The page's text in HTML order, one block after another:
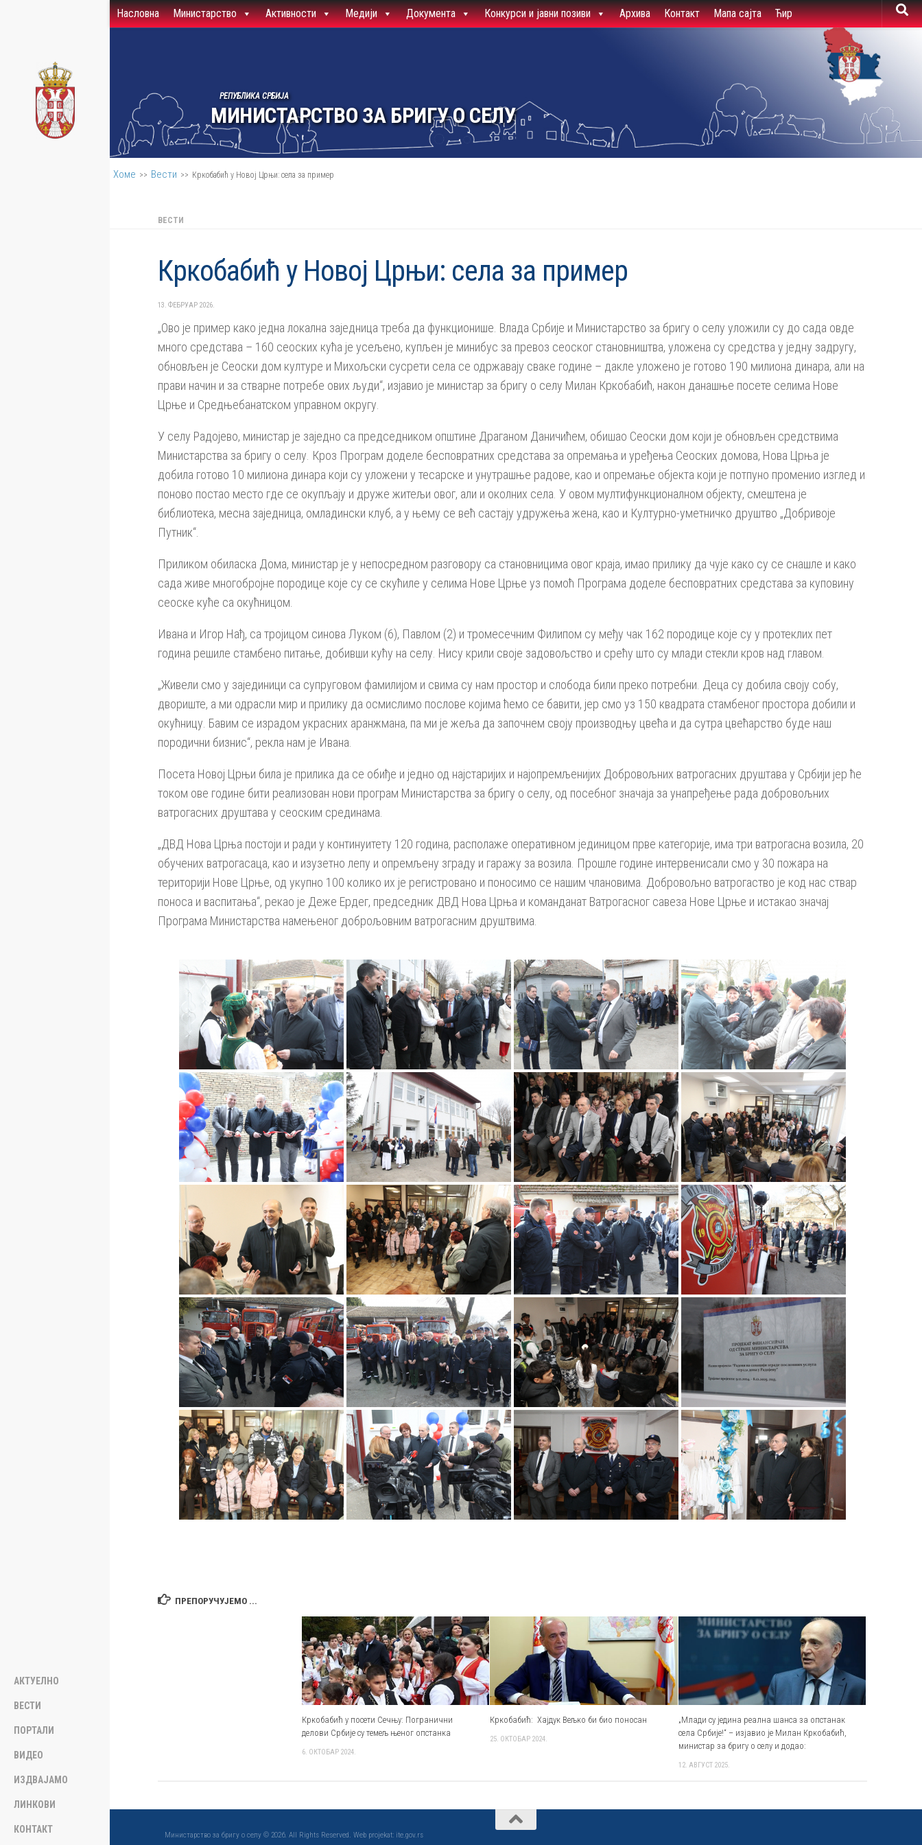
Насловна Министарство Активности Медији Документа Конкурси и јавни позиви Архива Контакт Мапа сајта Ћир
МИНИСТАРСТВО ЗА БРИГУ О СЕЛУ
РЕПУБЛИКА СРБИЈА
Хоме >> Вести >> Кркобабић у Новој Црњи: села за пример
ВЕСТИ
Кркобабић у Новој Црњи: села за пример
13. ФЕБРУАР 2026.
„Ово је пример како једна локална заједница треба да функционише. Влада Србије и Министарство за бригу о селу уложили су до сада овде
много средстава – 160 сеоских кућа је усељено, купљен је минибус за превоз сеоског становништва, уложена су средства у једну задругу,
обновљен је Сеоски дом културе и Михољски сусрети села се одржавају сваке године – дакле уложено је готово 190 милиона динара, али на
прави начин и за стварне потребе ових људи“, изјавио је министар за бригу о селу Милан Кркобабић, након данашње посете селима Нове
Црње и Средњебанатском управном округу.
У селу Радојево, министар је заједно са председником општине Драганом Даничићем, обишао Сеоски дом који је обновљен средствима
Министарства за бригу о селу. Кроз Програм доделе бесповратних средстава за опремања и уређења Сеоских домова, Нова Црња је
добила готово 10 милиона динара који су уложени у тесарске и унутрашње радове, као и опремање објекта који је потпуно променио изглед и
поново постао место где се окупљају и друже житељи овог, али и околних села. У овом мултифункционалном објекту, смештена је
библиотека, месна заједница, омладински клуб, а у њему се већ састају удружења жена, као и Културно-уметничко друштво „Добривоје
Путник“.
Приликом обиласка Дома, министар је у непосредном разговору са становницима овог краја, имао прилику да чује како су се снашле и како
сада живе многобројне породице које су се скућиле у селима Нове Црње уз помоћ Програма доделе бесповратних средстава за куповину
сеоске куће са окућницом.
Ивана и Игор Нађ, са тројицом синова Луком (6), Павлом (2) и тромесечним Филипом су међу чак 162 породице које су у протеклих пет
година решиле стамбено питање, добивши кућу на селу. Нису крили своје задовољство и срећу што су млади стекли кров над главом.
„Живели смо у зајединици са супруговом фамилијом и свима су нам простор и слобода били преко потребни. Деца су добила своју собу,
двориште, а ми одрасли мир и прилику да осмислимо послове којима ћемо се бавити, јер смо уз 150 квадрата стамбеног простора добили и
окућницу. Бавим се израдом украсних аранжмана, па ми је жеља да започнем своју производњу цвећа и да сутра цвећарство буде наш
породични бизнис“, рекла нам је Ивана.
Посета Новој Црњи била је прилика да се обиђе и једно од најстаријих и најопремљенијих Добровољних ватрогасних друштава у Србији јер ће
током ове године бити реализован нови програм Министарства за бригу о селу, од посебног значаја за унапређење рада добровољних
ватрогасних друштава у сеоским срединама.
„ДВД Нова Црња постоји и ради у континуитету 120 година, располаже оперативном јединицом прве категорије, има три ватрогасна возила, 20
обучених ватрогасаца, као и изузетно лепу и опремљену зграду и гаражу за возила. Прошле године интервенисали смо у 30 пожара на
територији Нове Црње, од укупно 100 колико их је регистровано и поносимо се нашим члановима. Добровољно ватрогаство је код нас ствар
поноса и васпитања“, рекао је Деже Ердег, председник ДВД Нова Црња и команданат Ватрогасног савеза Нове Црње и истакао значај
Програма Министарства намењеног доброљовним ватрогасним друштвима.
ПРЕПОРУЧУЈЕМО ...
Кркобабић у посети Сечњу: Погранични
делови Србије су темељ њеног опстанка
6. ОКТОБАР 2024.
Кркобабић: Хајдук Вељко би био поносан
25. ОКТОБАР 2024.
„Млади су једина реална шанса за опстанак
села Србије!“ – изјавио је Милан Кркобабић,
министар за бригу о селу и додао:
12. АВГУСТ 2025.
АКТУЕЛНО
ВЕСТИ
ПОРТАЛИ
ВИДЕО
ИЗДВАЈАМО
ЛИНКОВИ
КОНТАКТ
Министарство за бригу о селу © 2026. All Rights Reserved. Web projekat: ite.gov.rs